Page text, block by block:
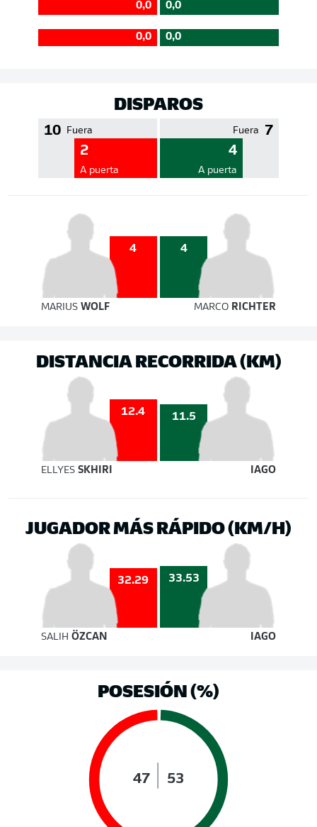
0,0 0,0
0,0 0,0
DISPAROS
10 Fuera
2
A puerta
7
Fuera
4
A puerta
4 4
MARIUS WOLF MARCO RICHTER
DISTANCIA RECORRIDA (KM)
12.4 11.5
ELLYES SKHIRI IAGO
JUGADOR MÁS RÁPIDO (KM/H)
32.29 33.53
SALIH ÖZCAN IAGO
POSESIÓN (%)
47 53